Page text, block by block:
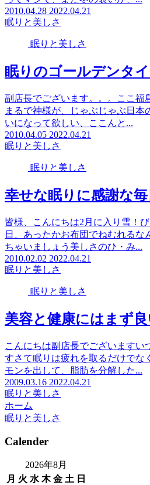
2010.04.28 2022.04.21
眠りと美しさ
眠りと美しさ
眠りのゴールデンタ
副店長でございます。。。ここ福
まるで神様が、じゃぶじゃぶ日
いになって欲しい、ここんと...
2010.04.05 2022.04.21
眠りと美しさ
眠りと美しさ
幸せな眠りに感謝な毎
皆様、こんにちは2月に入り雪！
日、あったかお布団でねむれる
ちゃいましょう美しさのひ・み...
2010.02.02 2022.04.21
眠りと美しさ
眠りと美しさ
美容と健康にはまず
こんにちは副店長でございますい
すさて眠りは疲れを取るだけでな
モンを出して、脂肪を分解した...
2009.03.16 2022.04.21
眠りと美しさ
ホーム
眠りと美しさ
Calender
2026年8月
月 火 水 木 金 土 日